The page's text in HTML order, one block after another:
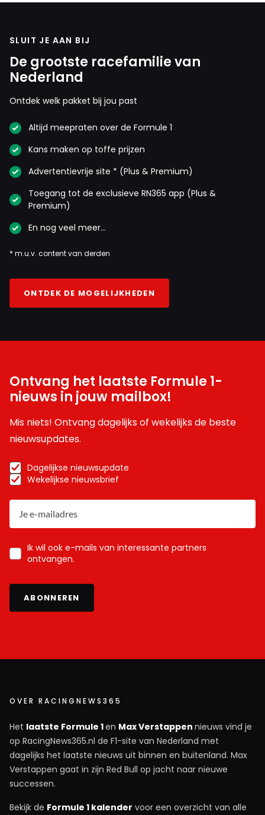
SLUIT JE AAN BIJ
De grootste racefamilie van
Nederland
Ontdek welk pakket bij jou past
Altijd meepraten over de Formule 1
Kans maken op toffe prijzen
Advertentievrije site * (Plus & Premium)
Toegang tot de exclusieve RN365 app (Plus &
Premium)
En nog veel meer…
* m.u.v. content van derden
ONTDEK DE MOGELIJKHEDEN
Ontvang het laatste Formule 1-
nieuws in jouw mailbox!
Mis niets! Ontvang dagelijks of wekelijks de beste
nieuwsupdates.
Dagelijkse nieuwsupdate
Wekelijkse nieuwsbrief
Ik wil ook e-mails van interessante partners
ontvangen.
ABONNEREN
OVER RACINGNEWS365
Het laatste Formule 1en Max Verstappen nieuws vind je
op RacingNews365.nl de F1-site van Nederland met
dagelijks het laatste nieuws uit binnen en buitenland. Max
Verstappen gaat in zijn Red Bull op jacht naar nieuwe
successen.
Bekijk de Formule 1 kalender voor een overzicht van alle